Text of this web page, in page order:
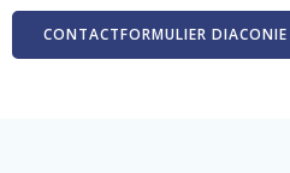
CONTACTFORMULIER DIACONIE